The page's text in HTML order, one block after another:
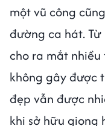
một vũ công
đường ca hát.
cho ra mắt
không gây được
đẹp vẫn được
khi sở hữu giọng